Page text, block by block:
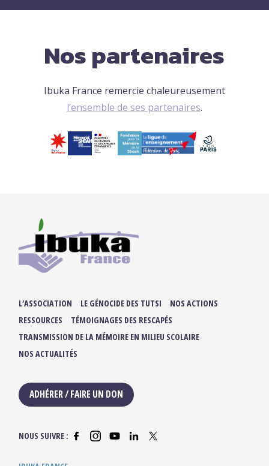
Nos partenaires
Ibuka France remercie chaleureusement
l’ensemble de ses partenaires.
L’ASSOCIATION LE GÉNOCIDE DES TUTSI
NOS ACTIONS
RESSOURCES
TÉMOIGNAGES DES RESCAPÉS
TRANSMISSION DE LA MÉMOIRE EN MILIEU SCOLAIRE
NOS ACTUALITÉS
ADHÉRER / FAIRE UN DON
NOUS SUIVRE :